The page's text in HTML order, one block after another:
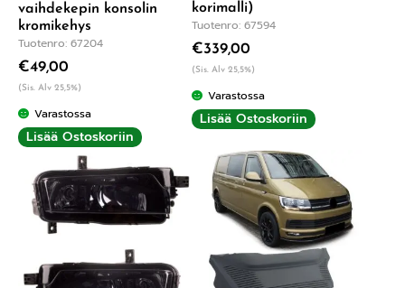
vaihdekepin konsolin
kromikehys
Tuotenro: 67204
€49,00
(Sis. Alv 25,5%)
Varastossa
Lisää Ostoskoriin
korimalli)
Tuotenro: 67594
€339,00
(Sis. Alv 25,5%)
Varastossa
Lisää Ostoskoriin